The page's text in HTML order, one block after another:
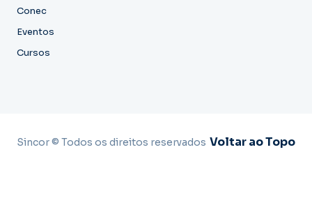
Conec
Eventos
Cursos
Sincor © Todos os direitos reservados Voltar ao Topo